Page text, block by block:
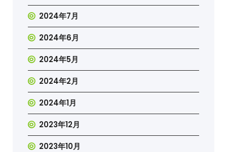
2024年7月
2024年6月
2024年5月
2024年2月
2024年1月
2023年12月
2023年10月